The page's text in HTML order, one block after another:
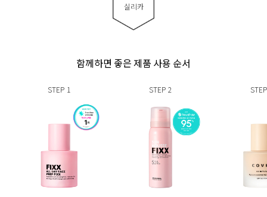
실리카
함께하면 좋은 제품 사용 순서
STEP 1 STEP 2 STEP